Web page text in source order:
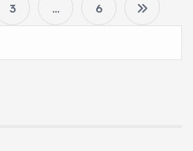
П
а
3 … 6